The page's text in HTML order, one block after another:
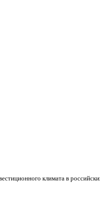
климата в